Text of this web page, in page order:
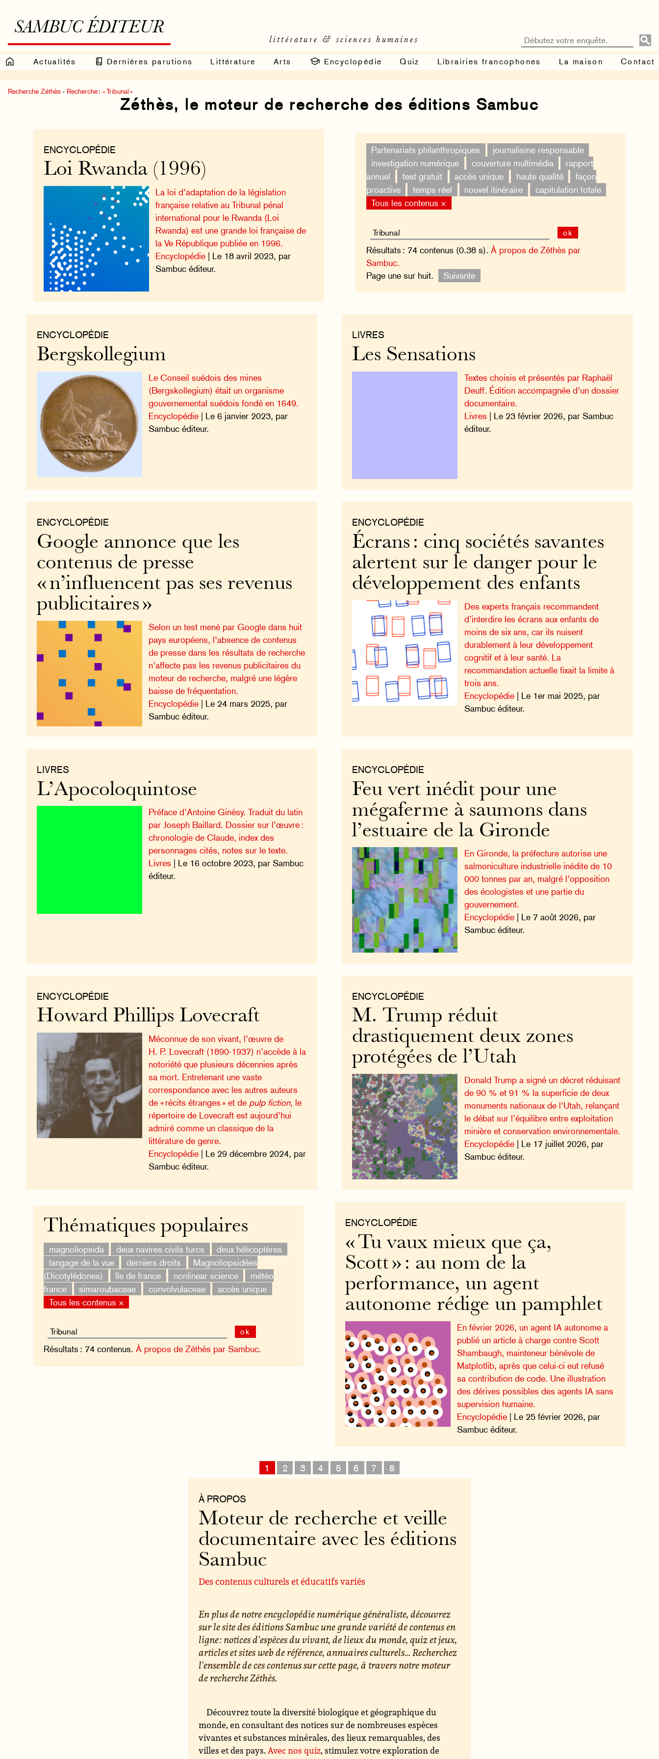
SAMBUC ÉDITEUR
littérature & sciences humaines
Actualités Dernières parutions Littérature Arts Encyclopédie Quiz Librairies francophones La maison Contact
Recherche Zéthès › Recherche : « Tribunal »
Zéthès, le moteur de recherche des éditions Sambuc
Partenariats philanthropiques
journalisme responsable
investigation numérique
couverture multimédia
rapport
annuel
test gratuit accès unique haute qualité
façon
proactive
temps réel nouvel itinéraire
capitulation totale
Tous les contenus ×
ok
Résultats : 74 contenus (0.38 s). À propos de Zéthès par
Sambuc.
Page une sur huit.
Suivante
ENCYCLOPÉDIE
Loi Rwanda (1996)
La loi d’adaptation de la législation
française relative au Tribunal pénal
international pour le Rwanda (Loi
Rwanda) est une grande loi française de
la Ve République publiée en 1996.
Encyclopédie | Le 18 avril 2023, par
Sambuc éditeur.
LIVRES
Les Sensations
Textes choisis et présentés par Raphaël
Deuff. Édition accompagnée d’un dossier
documentaire.
Livres | Le 23 février 2026, par Sambuc
éditeur.
ENCYCLOPÉDIE
Bergskollegium
Le Conseil suédois des mines
(Bergskollegium) était un organisme
gouvernemental suédois fondé en 1649.
Encyclopédie | Le 6 janvier 2023, par
Sambuc éditeur.
ENCYCLOPÉDIE
Écrans : cinq sociétés savantes
alertent sur le danger pour le
développement des enfants
Des experts français recommandent
d’interdire les écrans aux enfants de
moins de six ans, car ils nuisent
durablement à leur développement
cognitif et à leur santé. La
recommandation actuelle fixait la limite à
trois ans.
Encyclopédie| Le 1er mai 2025, par
Sambuc éditeur.
ENCYCLOPÉDIE
Google annonce que les
contenus de presse
« n’influencent pas ses revenus
publicitaires »
Selon un test mené par Google dans huit
pays européens, l’absence de contenus
de presse dans les résultats de recherche
n’affecte pas les revenus publicitaires du
moteur de recherche, malgré une légère
baisse de fréquentation.
Encyclopédie | Le 24 mars 2025, par
Sambuc éditeur.
ENCYCLOPÉDIE
Feu vert inédit pour une
mégaferme à saumons dans
l’estuaire de la Gironde
En Gironde, la préfecture autorise une
salmoniculture industrielle inédite de 10
000 tonnes par an, malgré l’opposition
des écologistes et une partie du
gouvernement.
Encyclopédie| Le 7 août 2026, par
Sambuc éditeur.
LIVRES
L’Apocoloquintose
Préface d’Antoine Ginésy. Traduit du latin
par Joseph Baillard. Dossier sur l’œuvre :
chronologie de Claude, index des
personnages cités, notes sur le texte.
Livres | Le 16 octobre 2023, par Sambuc
éditeur.
ENCYCLOPÉDIE
M. Trump réduit
drastiquement deux zones
protégées de l’Utah
Donald Trump a signé un décret réduisant
de 90 % et 91 % la superficie de deux
monuments nationaux de l’Utah, relançant
le débat sur l’équilibre entre exploitation
minière et conservation environnementale.
Encyclopédie| Le 17 juillet 2026, par
Sambuc éditeur.
ENCYCLOPÉDIE
Howard Phillips Lovecraft
Méconnue de son vivant, l’œuvre de
H. P. Lovecraft (1890-1937) n’accède à la
notoriété que plusieurs décennies après
sa mort. Entretenant une vaste
correspondance avec les autres auteurs
de « récits étranges » et de pulp fiction, le
répertoire de Lovecraft est aujourd’hui
admiré comme un classique de la
littérature de genre.
Encyclopédie | Le 29 décembre 2024, par
Sambuc éditeur.
ENCYCLOPÉDIE
« Tu vaux mieux que ça,
Scott » : au nom de la
performance, un agent
autonome rédige un pamphlet
En février 2026, un agent IA autonome a
publié un article à charge contre Scott
Shambaugh, mainteneur bénévole de
Matplotlib, après que celui-ci eut refusé
sa contribution de code. Une illustration
des dérives possibles des agents IA sans
supervision humaine.
Encyclopédie | Le 25 février 2026, par
Sambuc éditeur.
Thématiques populaires
magnoliopsida deux navires civils turcs
deux hélicoptères
langage de la vue
derniers droits
Magnoliopsidées
(Dicotylédones)
île de france nonlinear science
météo
france
simaroubaceae convolvulaceae
accès unique
Tous les contenus ×
ok
Résultats : 74 contenus. À propos de Zéthès par Sambuc.
1 2 3 4 5 6 7 8
À PROPOS
Moteur de recherche et veille
documentaire avec les éditions
Sambuc
Des contenus culturels et éducatifs variés
En plus de notre encyclopédie numérique généraliste, découvrez
sur le site des éditions Sambuc une grande variété de contenus en
ligne : notices d'espèces du vivant, de lieux du monde, quiz et jeux,
articles et sites web de référence, annuaires culturels... Recherchez
l'ensemble de ces contenus sur cette page, à travers notre moteur
de recherche Zéthès.
Découvrez toute la diversité biologique et géographique du
monde, en consultant des notices sur de nombreuses espèces
vivantes et substances minérales, des lieux remarquables, des
villes et des pays. Avec nos quiz, stimulez votre exploration de